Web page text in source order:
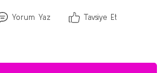
Yorum Yaz Tavsiye Et